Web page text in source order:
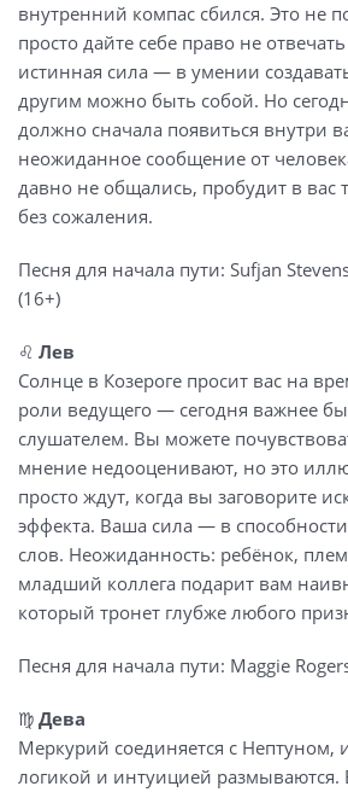
внутренний компас сбился. Это не
просто дайте себе право не
истинная сила — в умении
другим можно быть собой. Но
должно сначала появиться внутри
неожиданное сообщение от
давно не общались, пробудит в вас
без сожаления.
Песня для начала пути: Sufjan
(16+)
♌️ Лев
Солнце в Козероге просит вас на
роли ведущего — сегодня важнее
слушателем. Вы можете
мнение недооценивают, но это
просто ждут, когда вы заговорите
эффекта. Ваша сила — в
слов. Неожиданность: ребёнок,
младший коллега подарит вам
который тронет глубже любого
Песня для начала пути: Maggie
♍️ Дева
Меркурий соединяется с Нептуном,
логикой и интуицией